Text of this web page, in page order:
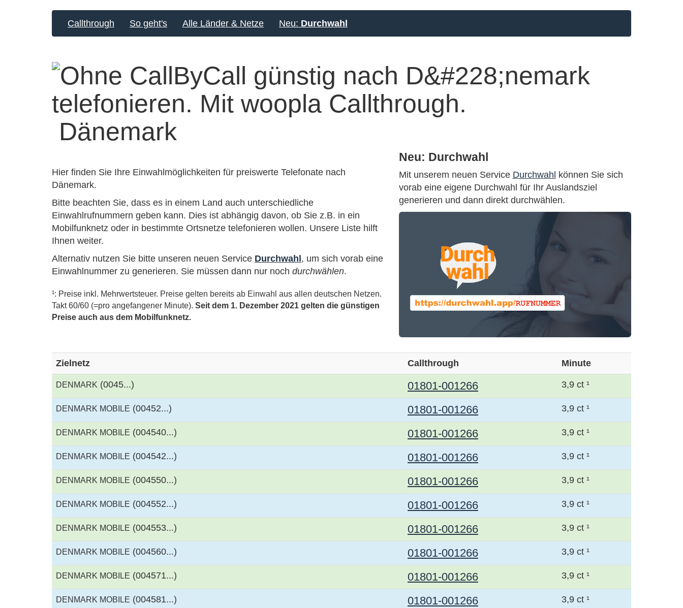
Callthrough So geht's Alle Länder & Netze Neu: Durchwahl
Dänemark
Hier finden Sie Ihre Einwahlmöglichkeiten für preiswerte Telefonate nach
Dänemark.
Bitte beachten Sie, dass es in einem Land auch unterschiedliche
Einwahlrufnummern geben kann. Dies ist abhängig davon, ob Sie z.B. in ein
Mobilfunknetz oder in bestimmte Ortsnetze telefonieren wollen. Unsere Liste hilft
Ihnen weiter.
Alternativ nutzen Sie bitte unseren neuen Service Durchwahl , um sich vorab eine
Einwahlnummer zu generieren. Sie müssen dann nur noch durchwählen.
¹: Preise inkl. Mehrwertsteuer. Preise gelten bereits ab Einwahl aus allen deutschen Netzen.
Takt 60/60 (=pro angefangener Minute). Seit dem 1. Dezember 2021 gelten die günstigen
Preise auch aus dem Mobilfunknetz.
Neu: Durchwahl
Mit unserem neuen Service Durchwahl können Sie sich
vorab eine eigene Durchwahl für Ihr Auslandsziel
generieren und dann direkt durchwählen.
Zielnetz Callthrough Minute
DENMARK (0045...) 01801-001266 3,9 ct ¹
DENMARK MOBILE (00452...) 01801-001266 3,9 ct ¹
DENMARK MOBILE (004540...) 01801-001266 3,9 ct ¹
DENMARK MOBILE (004542...) 01801-001266 3,9 ct ¹
DENMARK MOBILE (004550...) 01801-001266 3,9 ct ¹
DENMARK MOBILE (004552...) 01801-001266 3,9 ct ¹
DENMARK MOBILE (004553...) 01801-001266 3,9 ct ¹
DENMARK MOBILE (004560...) 01801-001266 3,9 ct ¹
DENMARK MOBILE (004571...) 01801-001266 3,9 ct ¹
DENMARK MOBILE (004581...) 01801-001266 3,9 ct ¹